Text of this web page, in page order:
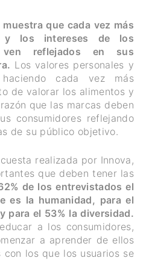
que cada vez más
los intereses de los
ven reflejados en sus
Los valores personales y
cada vez más
de valorar los alimentos y
que las marcas deben
consumidores reflejando
de su público objetivo.
realizada por Innova,
que deben tener las
de los entrevistados el
es la humanidad, para el
para el 53% la diversidad.
a los consumidores,
a aprender de ellos
los que los usuarios se